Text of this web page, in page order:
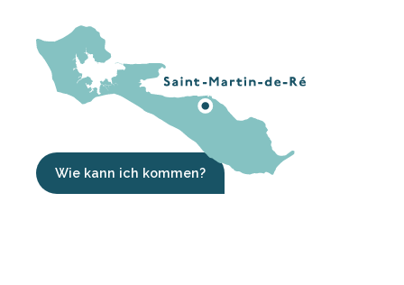
Wie kann ich kommen?